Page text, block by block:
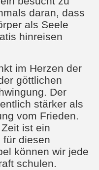
daran, dass
als Seele
hinreisen
im Herzen der
göttlichen
Der
stärker als
vom Frieden.
ist ein
für diesen
können wir jede
schulen.